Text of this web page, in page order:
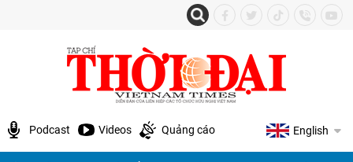
Podcast Videos Quảng cáo English